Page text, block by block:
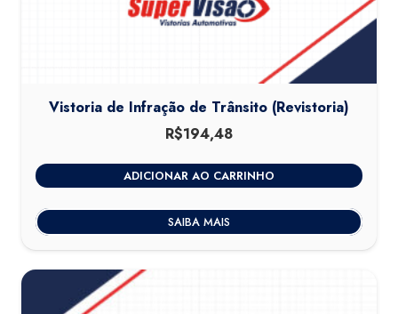
Vistoria de Infração de Trânsito (Revistoria)
R$194,48
ADICIONAR AO CARRINHO
SAIBA MAIS